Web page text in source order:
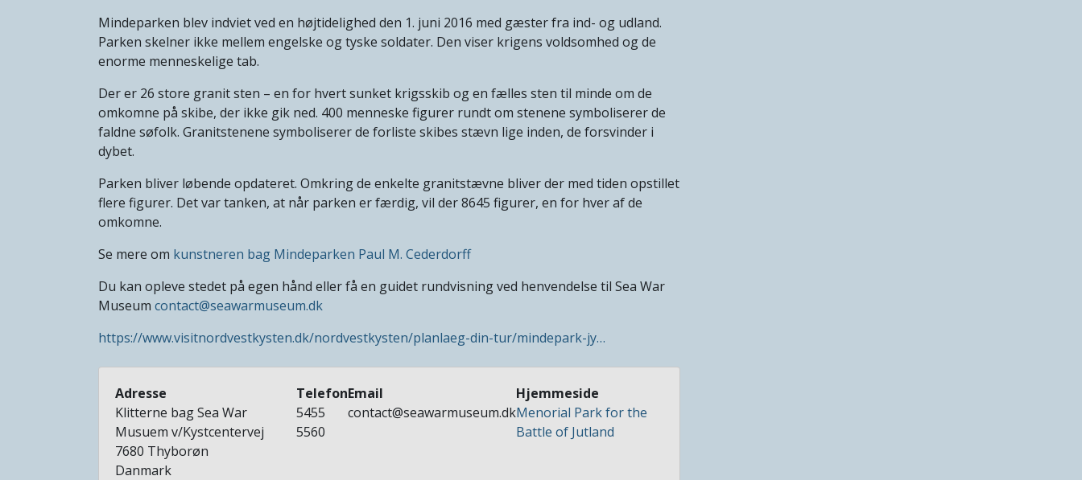
Mindeparken blev indviet ved en højtidelighed den 1. juni 2016 med gæster fra ind- og udland.
Parken skelner ikke mellem engelske og tyske soldater. Den viser krigens voldsomhed og de
enorme menneskelige tab.
Der er 26 store granit sten – en for hvert sunket krigsskib og en fælles sten til minde om de
omkomne på skibe, der ikke gik ned. 400 menneske figurer rundt om stenene symboliserer de
faldne søfolk. Granitstenene symboliserer de forliste skibes stævn lige inden, de forsvinder i
dybet.
Parken bliver løbende opdateret. Omkring de enkelte granitstævne bliver der med tiden opstillet
flere figurer. Det var tanken, at når parken er færdig, vil der 8645 figurer, en for hver af de
omkomne.
Se mere om kunstneren bag Mindeparken Paul M. Cederdorff
Du kan opleve stedet på egen hånd eller få en guidet rundvisning ved henvendelse til Sea War
Museum contact@seawarmuseum.dk
https://www.visitnordvestkysten.dk/nordvestkysten/planlaeg-din-tur/mindepark-jy…
Adresse
Klitterne bag Sea War
Musuem v/Kystcentervej
7680 Thyborøn
Danmark
Telefon
5455
5560
Email
contact@seawarmuseum.dk
Hjemmeside
Menorial Park for the
Battle of Jutland